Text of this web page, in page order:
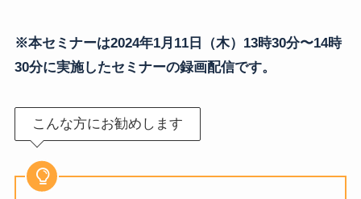
※本セミナーは2024年1月11日（木）13時30分〜14時
30分に実施したセミナーの録画配信です。
こんな方にお勧めします